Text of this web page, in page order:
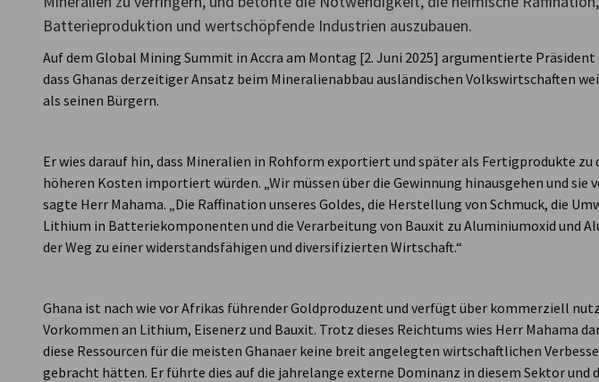
Ghana
Batterieproduktion und wertschöpfende Industrien auszubauen.
Auf dem Global Mining Summit in Accra am Montag [2. Juni 2025] argumentierte Präsident
dass Ghanas derzeitiger Ansatz beim Mineralienabbau ausländischen Volkswirtschaften
als seinen Bürgern.
Er wies darauf hin, dass Mineralien in Rohform exportiert und später als Fertigprodukte zu
höheren Kosten importiert würden. „Wir müssen über die Gewinnung hinausgehen und sie
sagte Herr Mahama. „Die Raffination unseres Goldes, die Herstellung von Schmuck, die
Lithium in Batteriekomponenten und die Verarbeitung von Bauxit zu Aluminiumoxid und
der Weg zu einer widerstandsfähigen und diversifizierten Wirtschaft.“
Ghana ist nach wie vor Afrikas führender Goldproduzent und verfügt über kommerziell
Vorkommen an Lithium, Eisenerz und Bauxit. Trotz dieses Reichtums wies Herr Mahama
diese Ressourcen für die meisten Ghanaer keine breit angelegten wirtschaftlichen
gebracht hätten. Er führte dies auf die jahrelange externe Dominanz in diesem Sektor und